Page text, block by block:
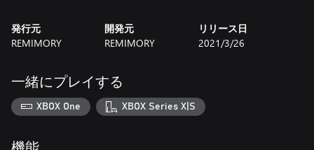
発行元
REMIMORY
開発元
REMIMORY
リリース日
2021/3/26
一緒にプレイする
XBOX One XBOX Series X|S